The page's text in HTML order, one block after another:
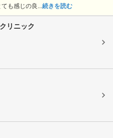
も感じの良... 続きを読む
リニック